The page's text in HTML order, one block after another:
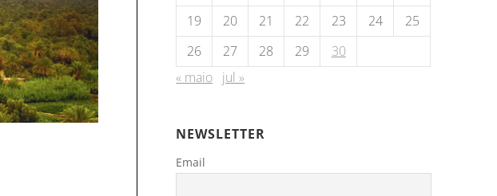
19
20 21 22 23 24
25
26
27 28 29
30
« maio jul »
NEWSLETTER
Email